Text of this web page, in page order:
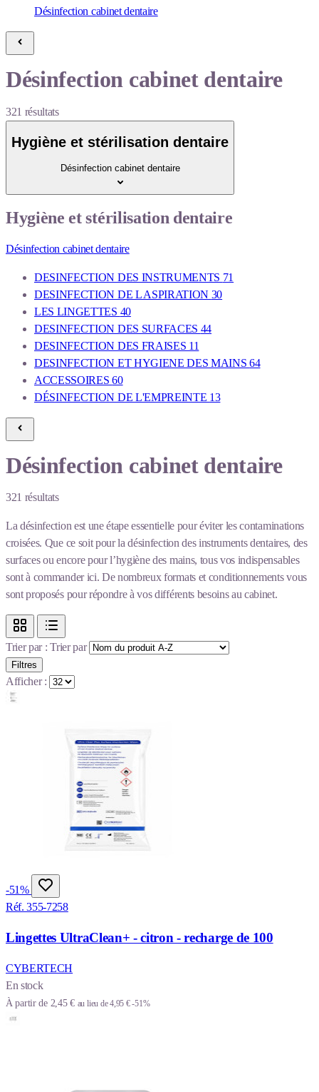
Désinfection cabinet dentaire
Désinfection cabinet dentaire
321 résultats
Hygiène et stérilisation dentaire
Désinfection cabinet dentaire
Hygiène et stérilisation dentaire
Désinfection cabinet dentaire
DESINFECTION DES INSTRUMENTS 71
DESINFECTION DE L ASPIRATION 30
LES LINGETTES 40
DESINFECTION DES SURFACES 44
DESINFECTION DES FRAISES 11
DESINFECTION ET HYGIENE DES MAINS64
ACCESSOIRES60
DÉSINFECTION DE L'EMPREINTE 13
Désinfection cabinet dentaire
321 résultats
La désinfection est une étape essentielle pour éviter les contaminations
croisées. Que ce soit pour la désinfection des instruments dentaires, des
surfaces ou encore pour l’hygiène des mains, tous vos indispensables
sont à commander ici. De nombreux formats et conditionnements vous
sont proposés pour répondre à vos différents besoins au cabinet.
Trier par :Trier par
Filtres
Afficher :
-51%
Réf. 355-7258
Lingettes UltraClean+ - citron - recharge de 100
CYBERTECH
En stock
À partir de 2,45 € au lieu de4,95 €-51%